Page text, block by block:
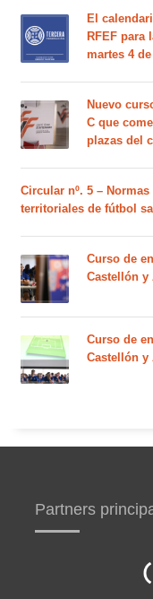
El
RFEF para
martes 4
Nuevo
C que
plazas del
Circular nº. 5 –
territoriales de fútbol
Curso de
Castellón y
Curso de
Castellón y
Partners